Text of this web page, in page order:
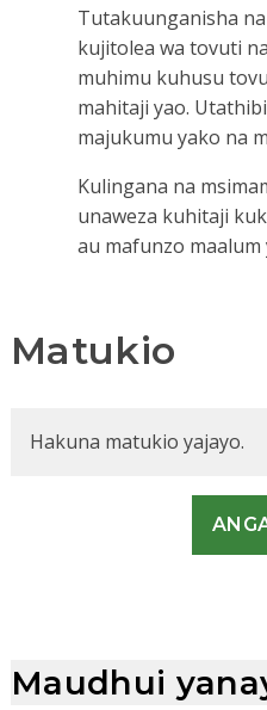
Tutakuunganisha
kujitolea wa tovuti
muhimu kuhusu
mahitaji yao.
majukumu yako na
Kulingana na
unaweza kuhitaji
au mafunzo maalum
Matukio
Hakuna matukio yajayo.
Maudhui